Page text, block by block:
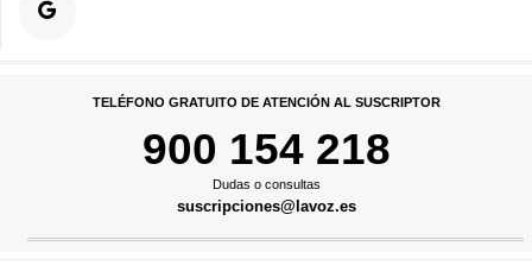
TELÉFONO GRATUITO DE ATENCIÓN AL SUSCRIPTOR
900 154 218
Dudas o consultas
suscripciones@lavoz.es